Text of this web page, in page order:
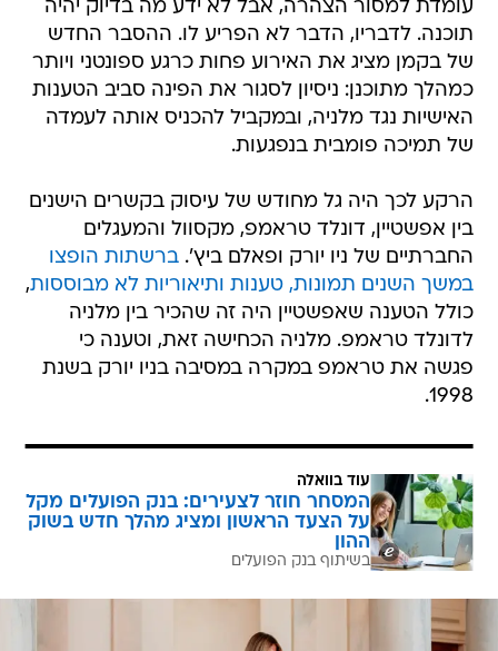
עומדת למסור הצהרה, אבל לא ידע מה בדיוק יהיה
תוכנה. לדבריו, הדבר לא הפריע לו. ההסבר החדש
של בקמן מציג את האירוע פחות כרגע ספונטני ויותר
כמהלך מתוכנן: ניסיון לסגור את הפינה סביב הטענות
האישיות נגד מלניה, ובמקביל להכניס אותה לעמדה
של תמיכה פומבית בנפגעות.
הרקע לכך היה גל מחודש של עיסוק בקשרים הישנים
בין אפשטיין, דונלד טראמפ, מקסוול והמעגלים
החברתיים של ניו יורק ופאלם ביץ'.ברשתות הופצו
במשך השנים תמונות, טענות ותיאוריות לא מבוססות,
כולל הטענה שאפשטיין היה זה שהכיר בין מלניה
לדונלד טראמפ. מלניה הכחישה זאת, וטענה כי
פגשה את טראמפ במקרה במסיבה בניו יורק בשנת
1998.
עוד בוואלה
המסחר חוזר לצעירים: בנק הפועלים מקל
על הצעד הראשון ומציג מהלך חדש בשוק
ההון
בשיתוף בנק הפועלים